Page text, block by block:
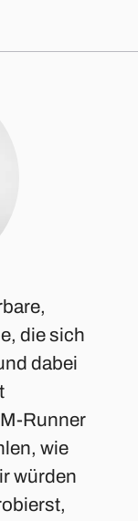
die sich
dabei
Runner
wie
würden